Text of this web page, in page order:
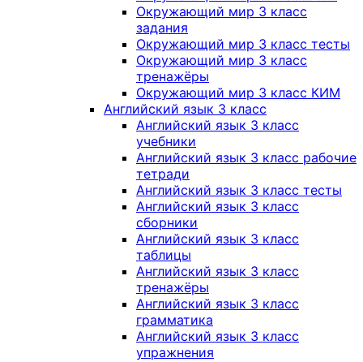
Окружающий мир 3 класс
задания
Окружающий мир 3 класс тесты
Окружающий мир 3 класс
тренажёры
Окружающий мир 3 класс КИМ
Английский язык 3 класс
Английский язык 3 класс
учебники
Английский язык 3 класс рабочие
тетради
Английский язык 3 класс тесты
Английский язык 3 класс
сборники
Английский язык 3 класс
таблицы
Английский язык 3 класс
тренажёры
Английский язык 3 класс
грамматика
Английский язык 3 класс
упражнения